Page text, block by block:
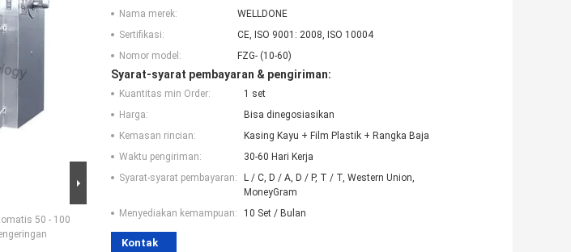
50 - 100
Nama merek:
WELLDONE
Sertifikasi:
CE, ISO 9001: 2008, ISO 10004
Nomor model:
FZG- (10-60)
Syarat-syarat pembayaran & pengiriman:
Kuantitas min Order:
1 set
Harga:
Bisa dinegosiasikan
Kemasan rincian:
Kasing Kayu + Film Plastik + Rangka Baja
Waktu pengiriman:
30-60 Hari Kerja
Syarat-syarat pembayaran:
L / C, D / A, D / P, T / T, Western Union,
MoneyGram
Menyediakan kemampuan:
10 Set / Bulan
Kontak